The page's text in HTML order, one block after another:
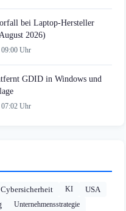
bei Laptop-Hersteller
2026)
09:00 Uhr
GDID in Windows und
07:02 Uhr
Cybersicherheit KI
USA
Unternehmensstrategie